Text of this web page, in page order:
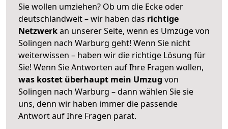
Sie wollen umziehen? Ob um die Ecke oder
deutschlandweit – wir haben das richtige
Netzwerkan unserer Seite, wenn es Umzüge von
Solingen nach Warburg geht! Wenn Sie nicht
weiterwissen – haben wir die richtige Lösung für
Sie! Wenn Sie Antworten auf Ihre Fragen wollen,
was kostet überhaupt mein Umzug von
Solingen nach Warburg – dann wählen Sie sie
uns, denn wir haben immer die passende
Antwort auf Ihre Fragen parat.